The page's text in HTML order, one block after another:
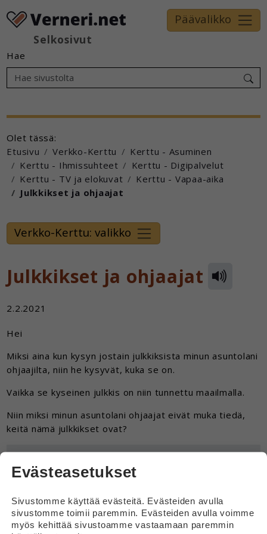
Selkosivut
Päävalikko
Hae
Olet tässä:
Etusivu
Verkko-Kerttu
Kerttu - Asuminen
Kerttu - Ihmissuhteet
Kerttu - Digipalvelut
Kerttu - TV ja elokuvat
Kerttu - Vapaa-aika
Julkkikset ja ohjaajat
Verkko-Kerttu: valikko
Julkkikset ja ohjaajat
2.2.2021
Hei
Miksi aina kun kysyn jostain julkkiksista minun asuntolani
ohjaajilta, niin he kysyvät, kuka se on.
Vaikka se kyseinen julkkis on niin tunnettu maailmalla.
Niin miksi minun asuntolani ohjaajat eivät muka tiedä,
keitä nämä julkkikset ovat?
Vastaus
Eri ihmiset ovat kiinnostuneita eri asioista.
Eri ihmiset seuraavat eri asioita vaikkapa
Evästeasetukset
Sivustomme käyttää evästeitä. Evästeiden avulla
sivustomme toimii paremmin. Evästeiden avulla voimme
myös kehittää sivustoamme vastaamaan paremmin